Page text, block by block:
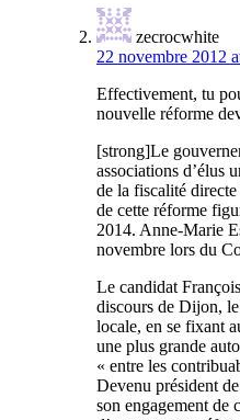
zecrocwhite
22 novembre 2012
Effectivement, tu
nouvelle réforme
[strong]Le
associations d’élus
de la fiscalité
de cette réforme
2014. Anne-Marie
novembre lors du
Le candidat
discours de Dijon,
locale, en se fixant
une plus grande
« entre les
Devenu président
son engagement de